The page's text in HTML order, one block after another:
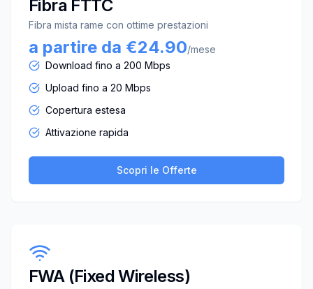
Fibra FTTC
Fibra mista rame con ottime prestazioni
a partire da €24.90/mese
Download fino a 200 Mbps
Upload fino a 20 Mbps
Copertura estesa
Attivazione rapida
Scopri le Offerte
FWA (Fixed Wireless)